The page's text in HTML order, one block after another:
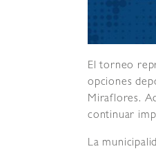
El torneo
opciones
Miraflores.
continuar
La